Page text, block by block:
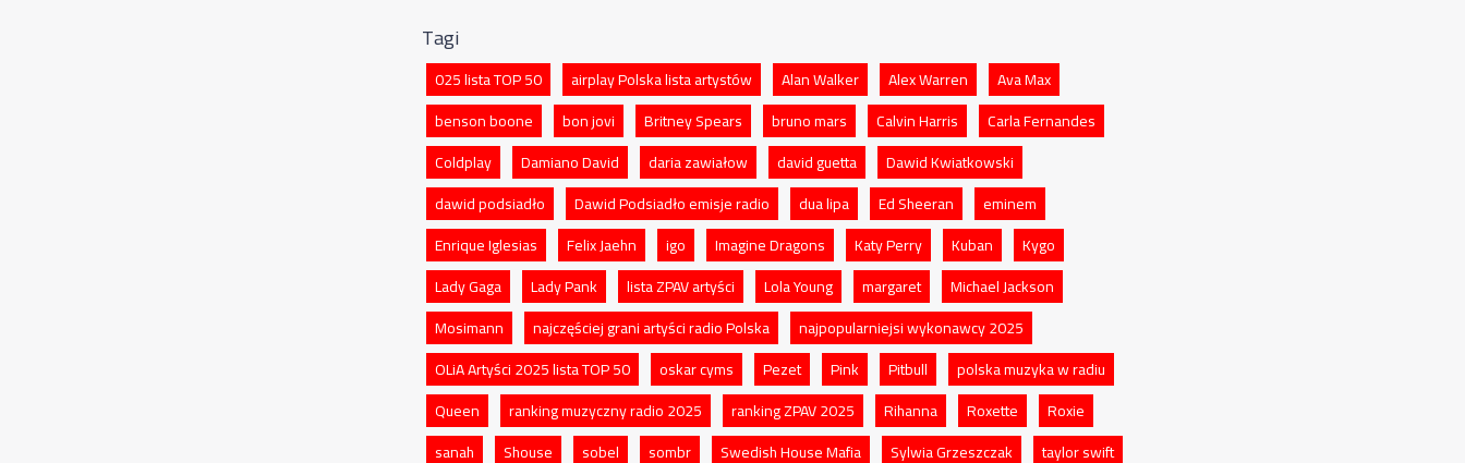
Tagi
025 lista TOP 50 airplay Polska lista artystów Alan Walker Alex Warren
Ava Max
benson boone
bon jovi Britney Spears bruno mars Calvin Harris
Carla Fernandes
Coldplay
Damiano David daria zawiałow david guetta
Dawid Kwiatkowski
dawid podsiadło
Dawid Podsiadło emisje radio dua lipa Ed Sheeran
eminem
Enrique Iglesias
Felix Jaehn igo Imagine Dragons Katy Perry Kuban
Kygo
Lady Gaga
Lady Pank lista ZPAV artyści Lola Young margaret
Michael Jackson
Mosimann
najczęściej grani artyści radio Polska
najpopularniejsi wykonawcy 2025
OLiA Artyści 2025 lista TOP 50
oskar cyms Pezet Pink Pitbull
polska muzyka w radiu
Queen
ranking muzyczny radio 2025 ranking ZPAV 2025 Rihanna Roxette
Roxie
sanah
Shouse sobel sombr Swedish House Mafia Sylwia Grzeszczak taylor swift